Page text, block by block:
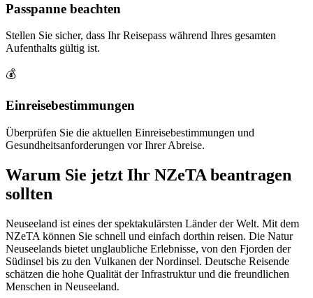
Passpanne beachten
Stellen Sie sicher, dass Ihr Reisepass während Ihres gesamten
Aufenthalts gültig ist.
💰
Einreisebestimmungen
Überprüfen Sie die aktuellen Einreisebestimmungen und
Gesundheitsanforderungen vor Ihrer Abreise.
Warum Sie jetzt Ihr NZeTA beantragen
sollten
Neuseeland ist eines der spektakulärsten Länder der Welt. Mit dem
NZeTA können Sie schnell und einfach dorthin reisen. Die Natur
Neuseelands bietet unglaubliche Erlebnisse, von den Fjorden der
Südinsel bis zu den Vulkanen der Nordinsel. Deutsche Reisende
schätzen die hohe Qualität der Infrastruktur und die freundlichen
Menschen in Neuseeland.